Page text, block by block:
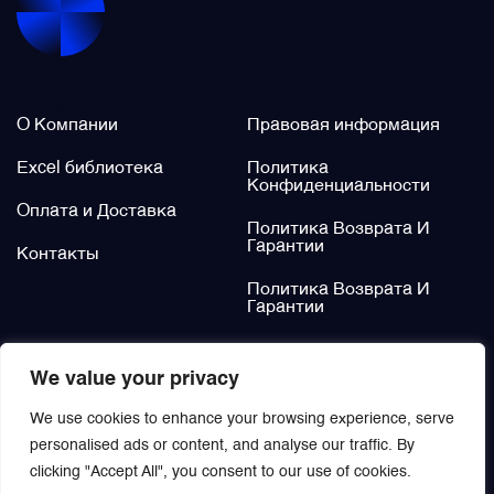
We value your privacy
We use cookies to enhance your browsing experience, serve
personalised ads or content, and analyse our traffic. By
clicking "Accept All", you consent to our use of cookies.
О Компании
Excel библиотека
Оплата и Доставка
Контакты
Правовая информация
Политика
Конфиденциальности
Политика Возврата И
Гарантии
Политика Возврата И
Гарантии
Щётки (угольные щётки)